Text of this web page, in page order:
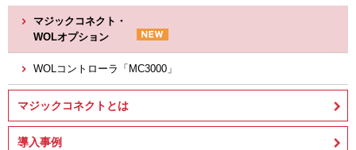
マジックコネクト・
WOLオプション
WOLコントローラ「MC3000」
マジックコネクトとは
導入事例